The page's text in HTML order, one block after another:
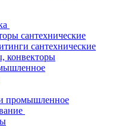
сантехнические
сантехнические
конвекторы
промышленное